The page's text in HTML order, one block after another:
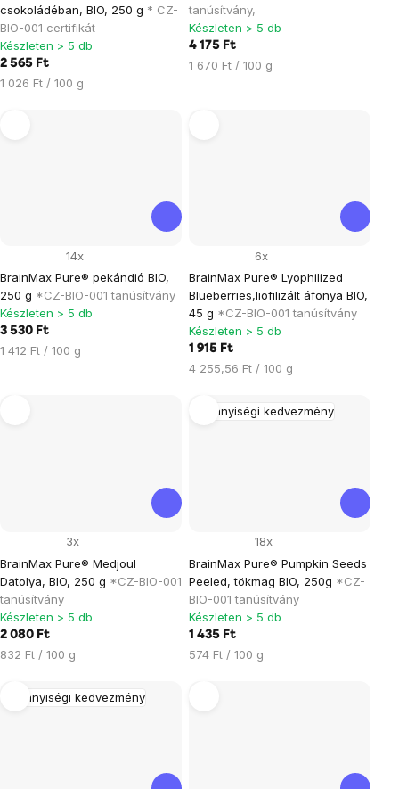
csokoládéban, BIO, 250 g * CZ-
BIO-001 certifikát
Készleten > 5 db
2 565 Ft
Egységár:
1 026 Ft / 100 g
tanúsítvány,
Készleten > 5 db
4 175 Ft
Egységár:
1 670 Ft / 100 g
BrainMax Pure® pekándió BIO,
250 g *CZ-BIO-001 tanúsítvány
14x
Készleten > 5 db
3 530 Ft
Egységár:
1 412 Ft / 100 g
BrainMax Pure® Lyophilized
Blueberries,liofilizált áfonya BIO,
45 g *CZ-BIO-001 tanúsítvány
6x
Készleten > 5 db
1 915 Ft
Egységár:
4 255,56 Ft / 100 g
BrainMax Pure® Medjoul
Datolya, BIO, 250 g *CZ-BIO-001
tanúsítvány
3x
Készleten > 5 db
2 080 Ft
Egységár:
832 Ft / 100 g
Mennyiségi kedvezmény
BrainMax Pure® Pumpkin Seeds
Peeled, tökmag BIO, 250g *CZ-
BIO-001 tanúsítvány
18x
Készleten > 5 db
1 435 Ft
Egységár:
574 Ft / 100 g
Mennyiségi kedvezmény